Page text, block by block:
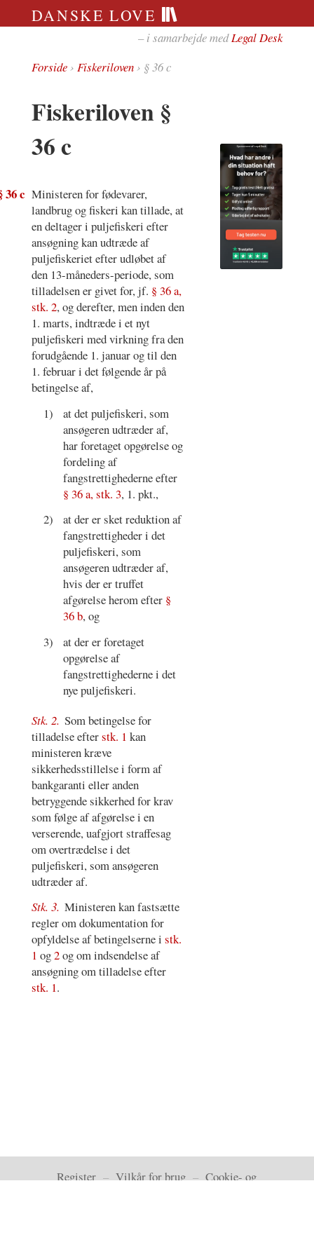
DANSKE LOVE
– i samarbejde medLegal Desk
Forside› Fiskeriloven› § 36 c
Fiskeriloven §
36 c
36 c Ministeren for fødevarer,
landbrug og fiskeri kan tillade, at
en deltager i puljefiskeri efter
ansøgning kan udtræde af
puljefiskeriet efter udløbet af
den 13-måneders-periode, som
tilladelsen er givet for, jf. § 36 a,
stk. 2, og derefter, men inden den
1. marts, indtræde i et nyt
puljefiskeri med virkning fra den
forudgående 1. januar og til den
1. februar i det følgende år på
betingelse af,
1)
at det puljefiskeri, som
ansøgeren udtræder af,
har foretaget opgørelse og
fordeling af
fangstrettighederne efter
§ 36 a, stk. 3, 1. pkt.,
2)
at der er sket reduktion af
fangstrettigheder i det
puljefiskeri, som
ansøgeren udtræder af,
hvis der er truffet
afgørelse herom efter §
36 b, og
3)
at der er foretaget
opgørelse af
fangstrettighederne i det
nye puljefiskeri.
Stk. 2. Som betingelse for
tilladelse efterstk. 1 kan
ministeren kræve
sikkerhedsstillelse i form af
bankgaranti eller anden
betryggende sikkerhed for krav
som følge af afgørelse i en
verserende, uafgjort straffesag
om overtrædelse i det
puljefiskeri, som ansøgeren
udtræder af.
Stk. 3. Ministeren kan fastsætte
regler om dokumentation for
opfyldelse af betingelserne i stk.
1 og2og om indsendelse af
ansøgning om tilladelse efter
stk. 1.
Register–Vilkår for brug–Cookie- og